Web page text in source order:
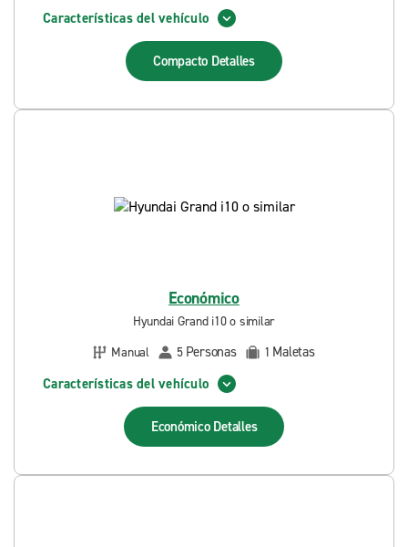
Características del vehículo
Compacto Detalles
Económico
Hyundai Grand i10 o similar
Manual
5 Personas 1 Maletas
Características del vehículo
Económico Detalles